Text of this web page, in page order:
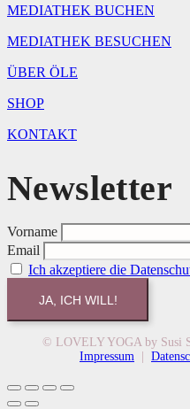
MEDIATHEK BUCHEN
MEDIATHEK BESUCHEN
ÜBER ÖLE
SHOP
KONTAKT
Newsletter
Vorname
Email
Ich akzeptiere die
© LOVELY YOGA by Susi
Impressum |